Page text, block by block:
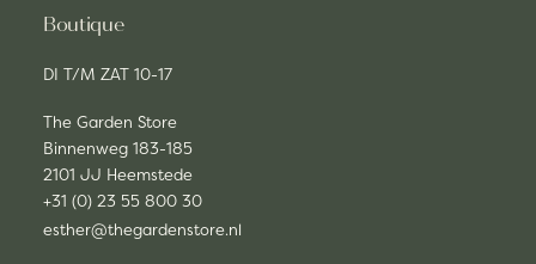
Boutique
DI T/M ZAT 10-17
The Garden Store
Binnenweg 183-185
2101 JJ Heemstede
+31 (0) 23 55 800 30
esther@thegardenstore.nl